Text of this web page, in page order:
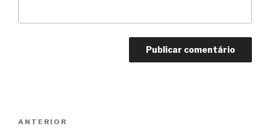
Anterior
ANTERIOR